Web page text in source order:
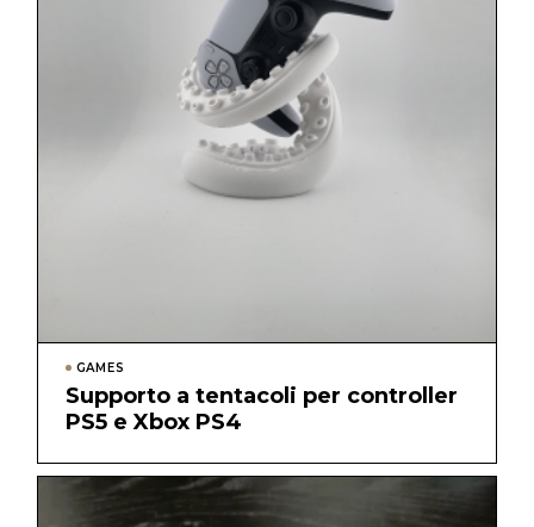
GAMES
Supporto a tentacoli per controller
PS5 e Xbox PS4